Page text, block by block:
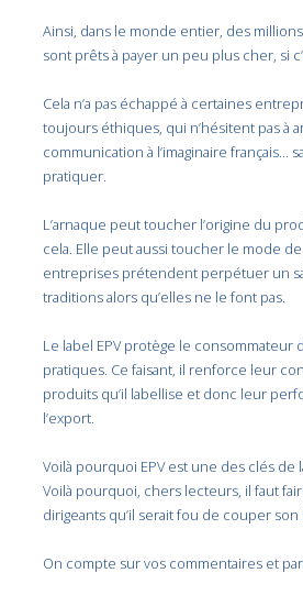
Ainsi, dans le monde entier, des
sont prêts à payer un peu plus cher, si
Cela n’a pas échappé à certaines
toujours éthiques, qui n’hésitent pas à
communication à l’imaginaire français…
pratiquer.
L’arnaque peut toucher l’origine du
cela. Elle peut aussi toucher le mode
entreprises prétendent perpétuer un
traditions alors qu’elles ne le font pas.
Le label EPV protège le consommateur
pratiques. Ce faisant, il renforce leur
produits qu’il labellise et donc leur
l’export.
Voilà pourquoi EPV est une des clés de
Voilà pourquoi, chers lecteurs, il faut
dirigeants qu’il serait fou de couper son
On compte sur vos commentaires et